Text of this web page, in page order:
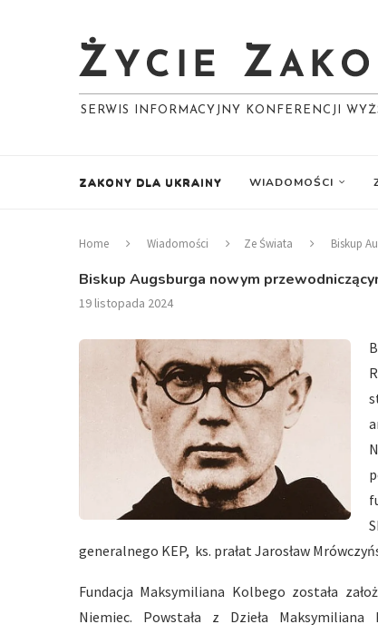
SERWIS INFORMACYJNY KONFERENCJI
ZAKONY DLA UKRAINY WIADOMOŚCI
Home Wiadomości Ze Świata Biskup
Biskup Augsburga nowym
19 listopada 2024
generalnego KEP, ks. prałat Jarosław
Fundacja Maksymiliana Kolbego została
Niemiec. Powstała z Dzieła